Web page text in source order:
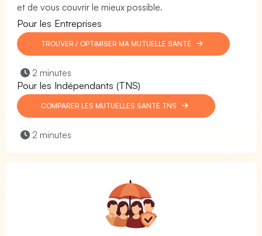
et de vous couvrir le mieux possible.
Pour les Entreprises
TROUVER / OPTIMISER MA MUTUELLE SANTÉ
2 minutes
Pour les Indépendants (TNS)
COMPARER LES MUTUELLES SANTÉ TNS
2 minutes